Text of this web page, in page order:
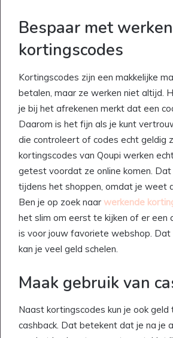
Bespaar met
kortingscodes
Kortingscodes zijn een makkelijke
betalen, maar ze werken niet altijd.
je bij het afrekenen merkt dat een
Daarom is het fijn als je kunt
die controleert of codes echt geldig
kortingscodes van Qoupi werken
getest voordat ze online komen.
tijdens het shoppen, omdat je weet
Ben je op zoek naar werkende
het slim om eerst te kijken of er een
is voor jouw favoriete webshop.
kan je veel geld schelen.
Maak gebruik van
Naast kortingscodes kun je ook geld
cashback. Dat betekent dat je na je